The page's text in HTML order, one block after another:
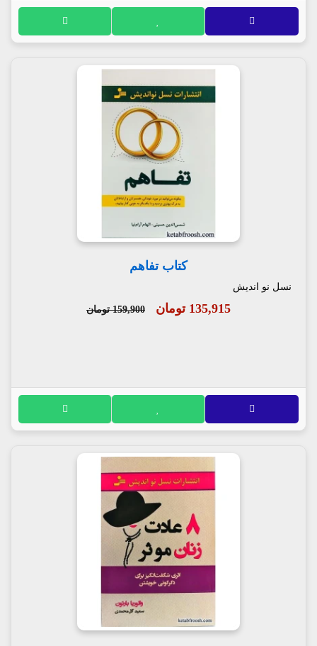
کتاب تفاهم
نسل نو اندیش
135,915 تومان 159,900 تومان